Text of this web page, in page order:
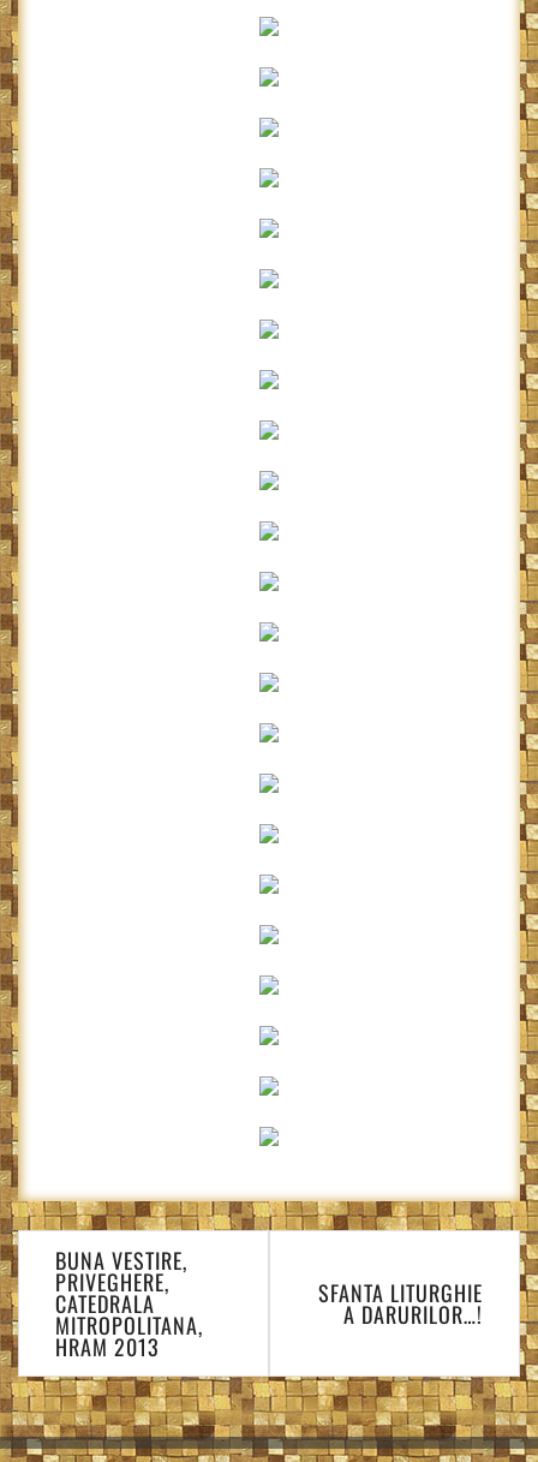
Navigare
în
articole
BUNA VESTIRE,
PRIVEGHERE,
CATEDRALA
MITROPOLITANA,
HRAM 2013
SFANTA LITURGHIE
A DARURILOR…!